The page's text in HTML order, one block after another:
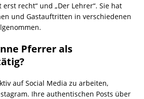
erst recht“ und „Der Lehrer“. Sie hat
und Gastauftritten in verschiedenen
Pferrer als
auf Social Media zu arbeiten,
Ihre authentischen Posts über